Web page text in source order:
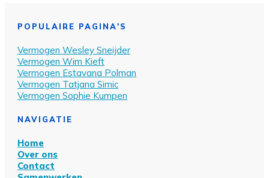
POPULAIRE PAGINA'S
Vermogen Wesley Sneijder
Vermogen Wim Kieft
Vermogen Estavana Polman
Vermogen Tatjana Simic
Vermogen Sophie Kumpen
NAVIGATIE
Home
Over ons
Contact